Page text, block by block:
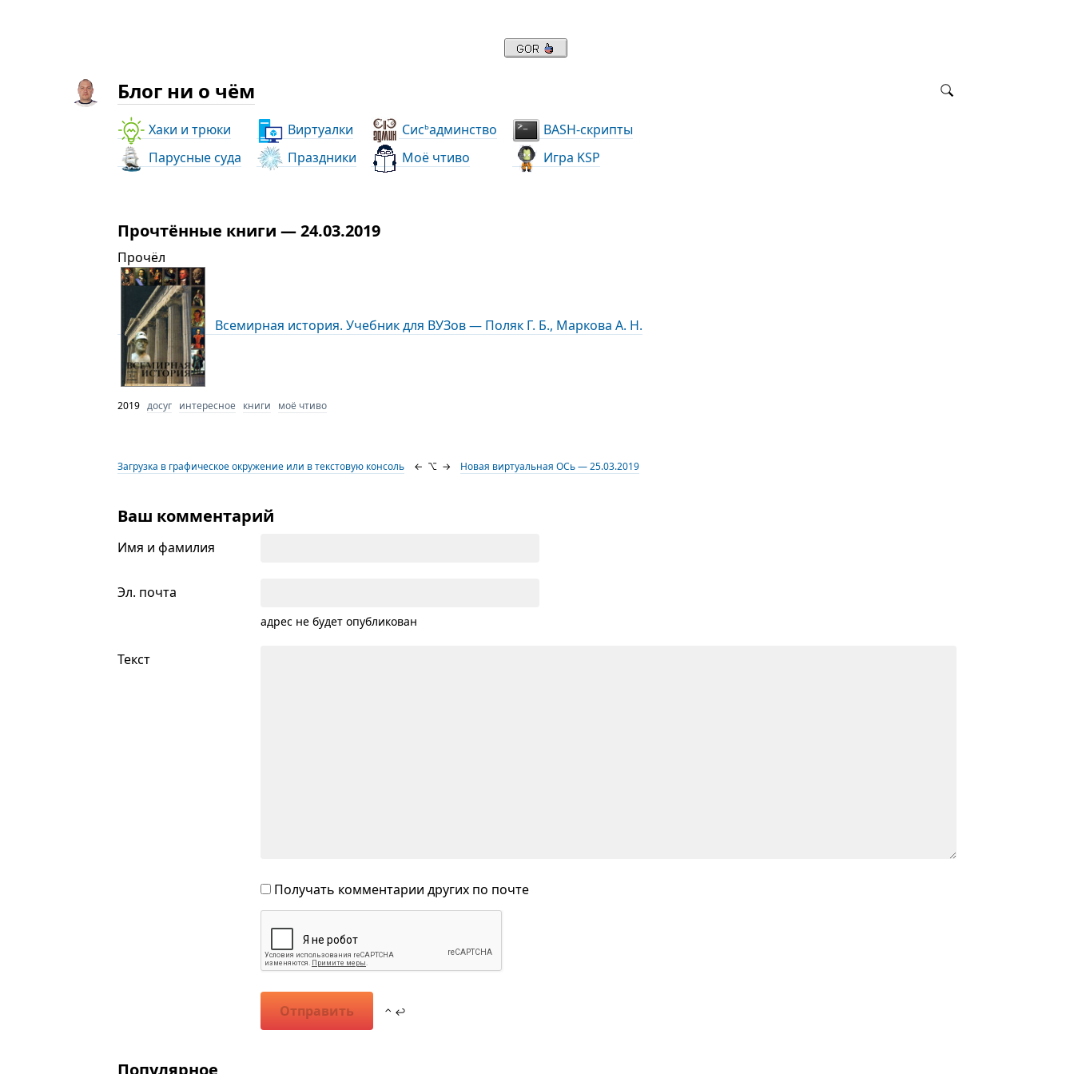
Блог ни о чём
Хаки и трюки Виртуалки Сисьадминство
BASH-скрипты
Парусные суда
Праздники Моё чтиво Игра KSP
Прочтённые книги — 24.03.2019
Прочёл
Всемирная история. Учебник для ВУЗов — Поляк Г. Б., Маркова А. Н.
2019 досуг интересное книги моё чтиво
Загрузка в графическое окружение или в текстовую консоль ← ⌥ → Новая виртуальная ОСь — 25.03.2019
Ваш комментарий
Имя и фамилия
Эл. почта
адрес не будет опубликован
Текст
Получать комментарии других по почте
Отправить ⌃ ↩